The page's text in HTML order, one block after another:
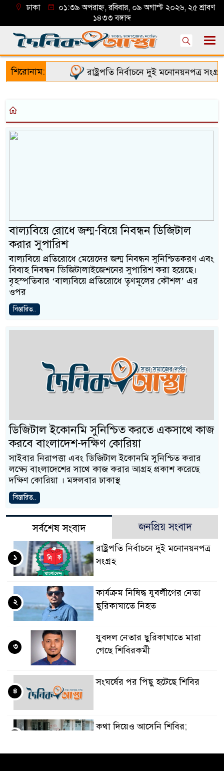
ঢাকা
০১:৩৯ অপরাহ্ন, রবিবার, ০৯ অগাস্ট ২০২৬, ২৫ শ্রাবণ
১৪৩৩ বঙ্গাব্দ
শিরোনাম: রাষ্ট্রপতি নির্বাচনে দুই মনোনয়নপত্র সংগ্রহ
বাল্যবিয়ে রোধে জন্ম-বিয়ে নিবন্ধন ডিজিটাল
করার সুপারিশ
বাল্যবিয়ে প্রতিরোধে মেয়েদের জন্ম নিবন্ধন সুনিশ্চিতকরণ এবং
বিবাহ নিবন্ধন ডিজিটালাইজেশনের সুপারিশ করা হয়েছে।
বৃহস্পতিবার ‘বাল্যবিয়ে প্রতিরোধে তৃণমূলের কৌশল’ এর
ওপর
বিস্তারিত..
ডিজিটাল ইকোনমি সুনিশ্চিত করতে একসাথে কাজ
করবে বাংলাদেশ-দক্ষিণ কোরিয়া
সাইবার নিরাপত্তা এবং ডিজিটাল ইকোনমি সুনিশ্চিত করার
লক্ষ্যে বাংলাদেশের সাথে কাজ করার আগ্রহ প্রকাশ করেছে
দক্ষিণ কোরিয়া । মঙ্গলবার ঢাকাস্থ
বিস্তারিত..
সর্বশেষ সংবাদ জনপ্রিয় সংবাদ
রাষ্ট্রপতি নির্বাচনে দুই মনোনয়নপত্র
সংগ্রহ
১
কার্যক্রম নিষিদ্ধ যুবলীগের নেতা
ছুরিকাঘাতে নিহত
২
যুবদল নেতার ছুরিকাঘাতে মারা
গেছে শিবিরকর্মী
৩
সংঘর্ষের পর পিছু হটেছে শিবির
৪
কথা দিয়েও আসেনি শিবির;